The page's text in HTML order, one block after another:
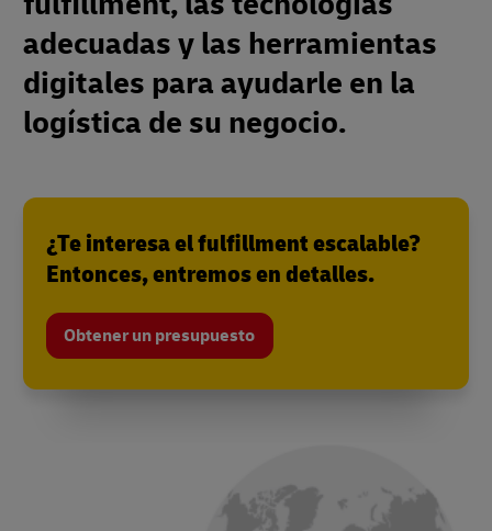
adecuadas y las herramientas
digitales para ayudarle en la
logística de su negocio.
¿Te interesa el fulfillment escalable?
Entonces, entremos en detalles.
Obtener un presupuesto